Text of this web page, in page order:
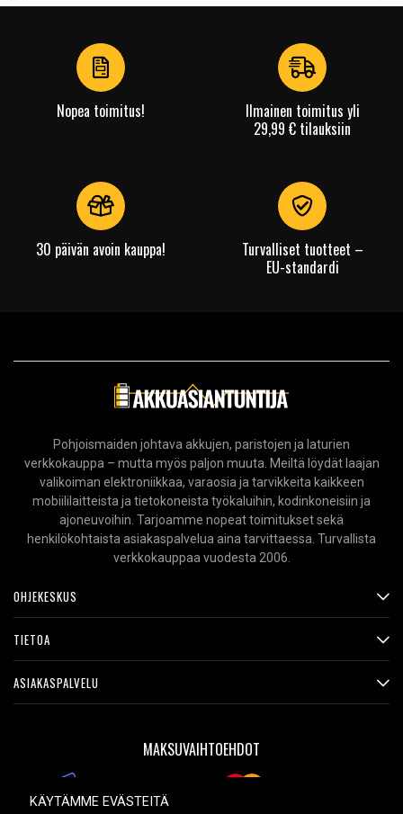
1
Nopea toimitus!
Ilmainen toimitus yli
29,99 € tilauksiin
30 päivän avoin kauppa!
Turvalliset tuotteet –
EU-standardi
Pohjoismaiden johtava akkujen, paristojen ja laturien
verkkokauppa – mutta myös paljon muuta. Meiltä löydät laajan
valikoiman elektroniikkaa, varaosia ja tarvikkeita kaikkeen
mobiililaitteista ja tietokoneista työkaluihin, kodinkoneisiin ja
ajoneuvoihin. Tarjoamme nopeat toimitukset sekä
henkilökohtaista asiakaspalvelua aina tarvittaessa. Turvallista
verkkokauppaa vuodesta 2006.
OHJEKESKUS
TIETOA
ASIAKASPALVELU
MAKSUVAIHTOEHDOT
KÄYTÄMME EVÄSTEITÄ